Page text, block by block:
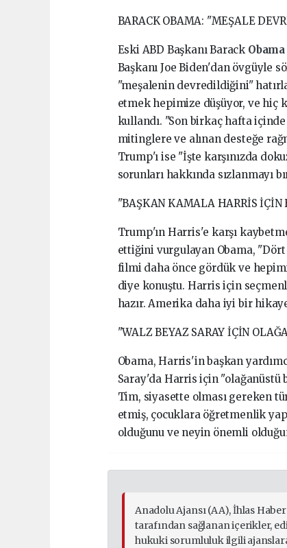
BARACK OBAMA: "MEŞALE
Eski ABD Başkanı Barack Obama
Başkanı Joe Biden'dan övgüyle
"meşalenin devredildiğini"
etmek hepimize düşüyor, ve hiç
kullandı. "Son birkaç hafta
mitinglere ve alınan desteğe
Trump'ı ise "İşte karşınızda
sorunları hakkında sızlanmayı
"BAŞKAN KAMALA HARRİS
Trump'ın Harris'e karşı
ettiğini vurgulayan Obama,
filmi daha önce gördük ve
diye konuştu. Harris için
hazır. Amerika daha iyi bir
"WALZ BEYAZ SARAY İÇİN
Obama, Harris'in başkan
Saray'da Harris için "olağanüstü
Tim, siyasette olması gereken
etmiş, çocuklara öğretmenlik
olduğunu ve neyin önemli
Anadolu Ajansı (AA), İhlas
tarafından sağlanan içerikler,
hukuki sorumluluk ilgili